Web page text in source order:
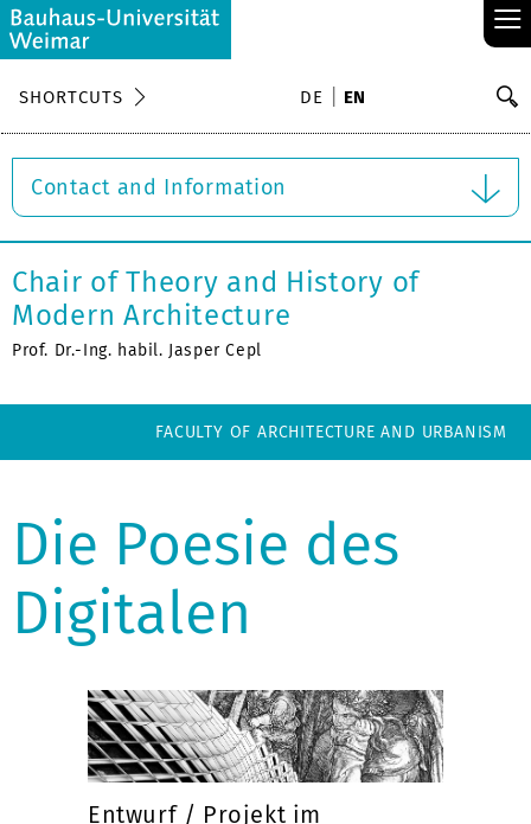
≡
SHORTCUTS DE EN
Contact and Information
Chair of Theory and History of
Modern Architecture
Prof. Dr.-Ing. habil. Jasper Cepl
FACULTY OF ARCHITECTURE AND URBANISM
Die Poesie des
Digitalen
Entwurf / Projekt im